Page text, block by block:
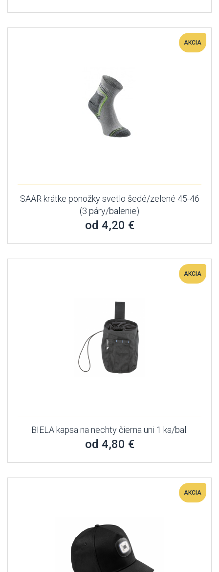
AKCIA
SAAR krátke ponožky svetlo šedé/zelené 45-46
(3 páry/balenie)
od 4,20 €
AKCIA
BIELA kapsa na nechty čierna uni 1 ks/bal.
od 4,80 €
AKCIA